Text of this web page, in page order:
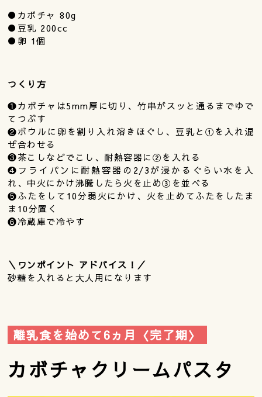
●カボチャ 80g
●豆乳 200cc
●卵 1個
つくり方
❶カボチャは5mm厚に切り、竹串がスッと通るまでゆで
てつぶす
❷ボウルに卵を割り入れ溶きほぐし、豆乳と①を入れ混
ぜ合わせる
❸茶こしなどでこし、耐熱容器に②を入れる
❹フライパンに耐熱容器の2/3が浸かるぐらい水を入
れ、中火にかけ沸騰したら火を止め③を並べる
❺ふたをして10分弱火にかけ、火を止めてふたをしたま
ま10分置く
❻冷蔵庫で冷やす
＼ワンポイント アドバイス！／
砂糖を入れると大人用になります
離乳食を始めて6ヵ月〈完了期〉
カボチャクリームパスタ